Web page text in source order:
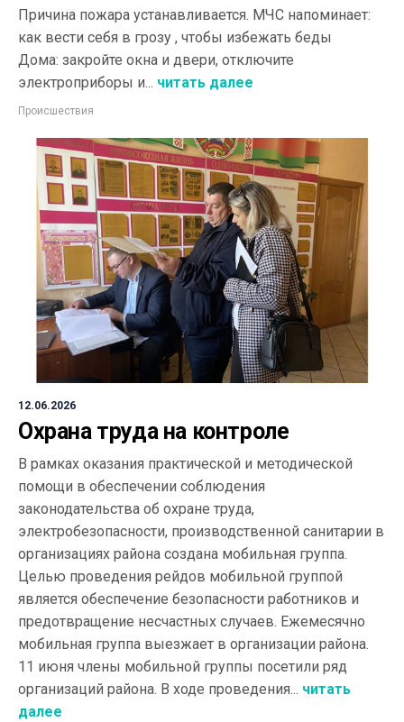
Причина пожара устанавливается. МЧС напоминает:
как вести себя в грозу , чтобы избежать беды
Дома: закройте окна и двери, отключите
электроприборы и... читать далее
Происшествия
12.06.2026
Охрана труда на контроле
В рамках оказания практической и методической
помощи в обеспечении соблюдения
законодательства об охране труда,
электробезопасности, производственной санитарии в
организациях района создана мобильная группа.
Целью проведения рейдов мобильной группой
является обеспечение безопасности работников и
предотвращение несчастных случаев. Ежемесячно
мобильная группа выезжает в организации района.
11 июня члены мобильной группы посетили ряд
организаций района. В ходе проведения... читать
далее